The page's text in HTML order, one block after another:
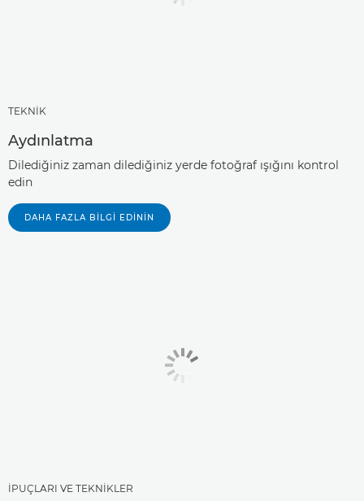
TEKNİK
Aydınlatma
Dilediğiniz zaman dilediğiniz yerde fotoğraf ışığını kontrol
edin
DAHA FAZLA BILGI EDININ
İPUÇLARI VE TEKNİKLER